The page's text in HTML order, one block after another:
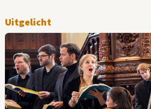
Uitgelicht